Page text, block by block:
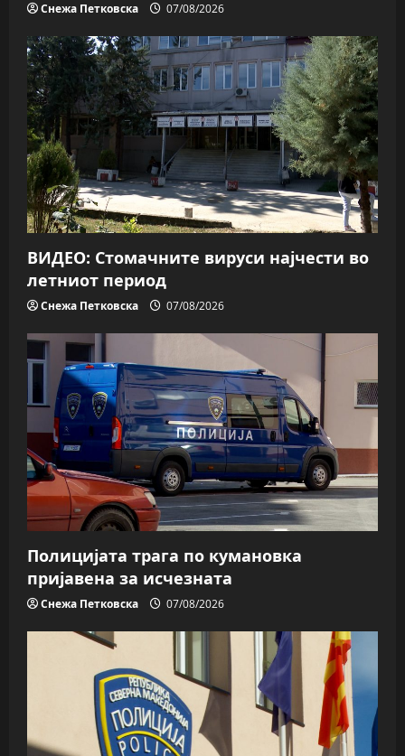
Снежа Петковска 07/08/2026
ВИДЕО: Стомачните вируси најчести во
летниот период
Снежа Петковска 07/08/2026
Полицијата трага пo кумановка
пријавена за исчезната
Снежа Петковска 07/08/2026